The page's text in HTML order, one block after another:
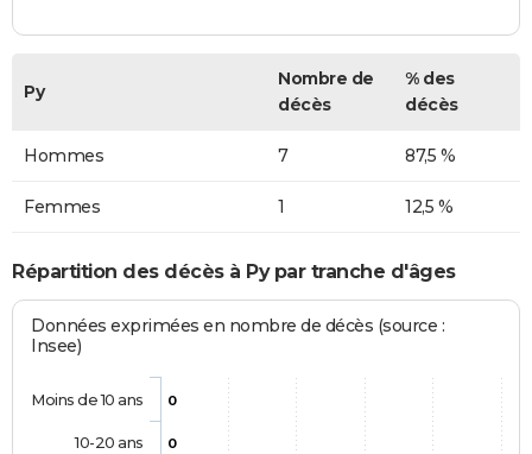
Py
Nombre de
décès
% des
décès
Hommes 7 87,5 %
Femmes 1 12,5 %
Répartition des décès à Py par tranche d'âges
Données exprimées en nombre de décès (source :
Insee)
0
0
Moins de 10 ans
10-20 ans